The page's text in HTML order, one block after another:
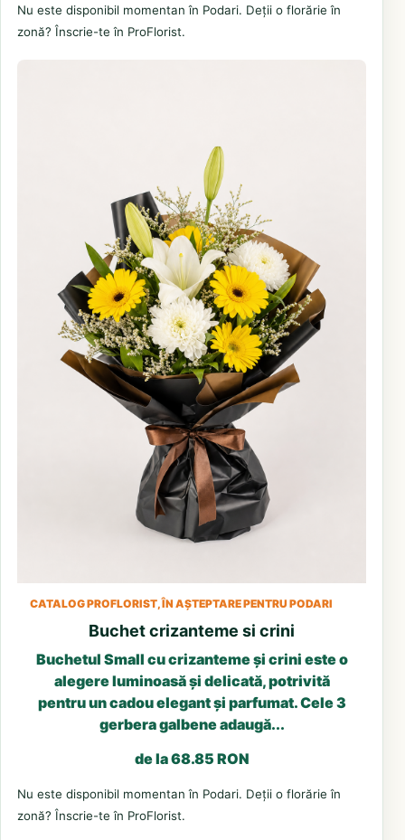
Nu este disponibil momentan în Podari. Deții o florărie în
zonă? Înscrie-te în ProFlorist.
CATALOG PROFLORIST, ÎN AȘTEPTARE PENTRU PODARI
Buchet crizanteme si crini
Buchetul Small cu crizanteme și crini este o
alegere luminoasă și delicată, potrivită
pentru un cadou elegant și parfumat. Cele 3
gerbera galbene adaugă...
de la 68.85 RON
Nu este disponibil momentan în Podari. Deții o florărie în
zonă? Înscrie-te în ProFlorist.